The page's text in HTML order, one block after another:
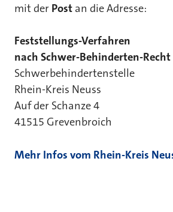
mit der Post an die Adresse:
Feststellungs-Verfahren
nach Schwer-Behinderten-Recht
Schwerbehindertenstelle
Rhein-Kreis Neuss
Auf der Schanze 4
41515 Grevenbroich
Mehr Infos vom Rhein-Kreis